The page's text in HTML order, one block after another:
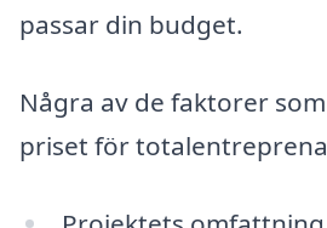
passar din budget.
Några av de faktorer
priset för